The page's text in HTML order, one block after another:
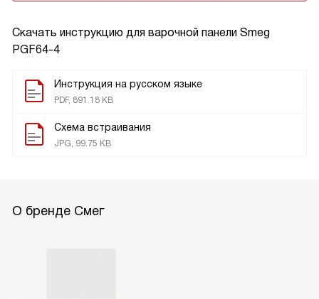
Скачать инструкцию для варочной панели Smeg
PGF64-4
Инструкция на русском языке
PDF, 891.18 KB
Схема встраивания
JPG, 99.75 KB
О бренде Смег